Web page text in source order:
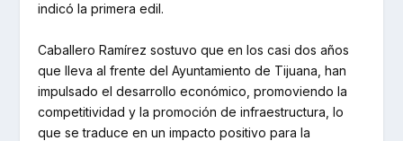
indicó la primera edil.
Caballero Ramírez sostuvo que en los casi dos años
que lleva al frente del Ayuntamiento de Tijuana, han
impulsado el desarrollo económico, promoviendo la
competitividad y la promoción de infraestructura, lo
que se traduce en un impacto positivo para la